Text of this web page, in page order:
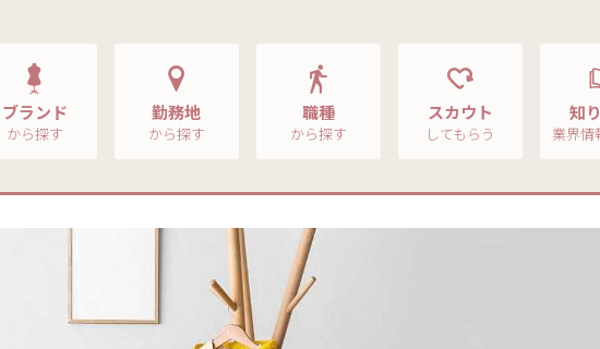
ブランド
から探す
勤務地
から探す
職種
から探す
スカウト
してもらう
知
業界情